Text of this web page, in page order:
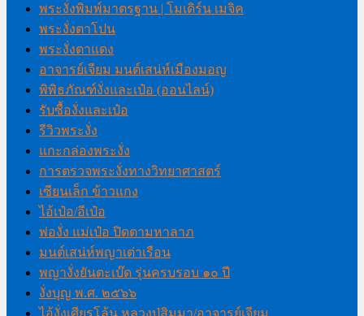
พระงั่งพิมพ์มาตรฐาน | โมเดิร์น เมจิค
พระงั่งตาโปน
พระงั่งตาแดง
อาจารย์เจียม มนต์เสน่ห์เมืองมอญ
พิพิธภัณฑ์งั่งและเป๋อ (ออนไลน์)
รับซื้องั่งและเป๋อ
รีวิวพระงั่ง
แกะกล่องพระงั่ง
การตรวจพระงั่งทางวิทยาศาสตร์
เซียนเล็ก ข้าวแกง
ไอ้เป๋อ/อีเป๋อ
พ่องั่ง แม่เป๋อ ปิดตามหาลาภ
มนต์เสน่ห์พญาเต่าเรือน
พญางั่งยันตะเบ๊ด รุ่นครบรอบ ๑๐ ปี
งั่งบุญ พ.ศ. ๒๕๖๖
ไอ้งั่งเศียรโล้น หลวงปู่สิมมา/อาจารย์เจียม